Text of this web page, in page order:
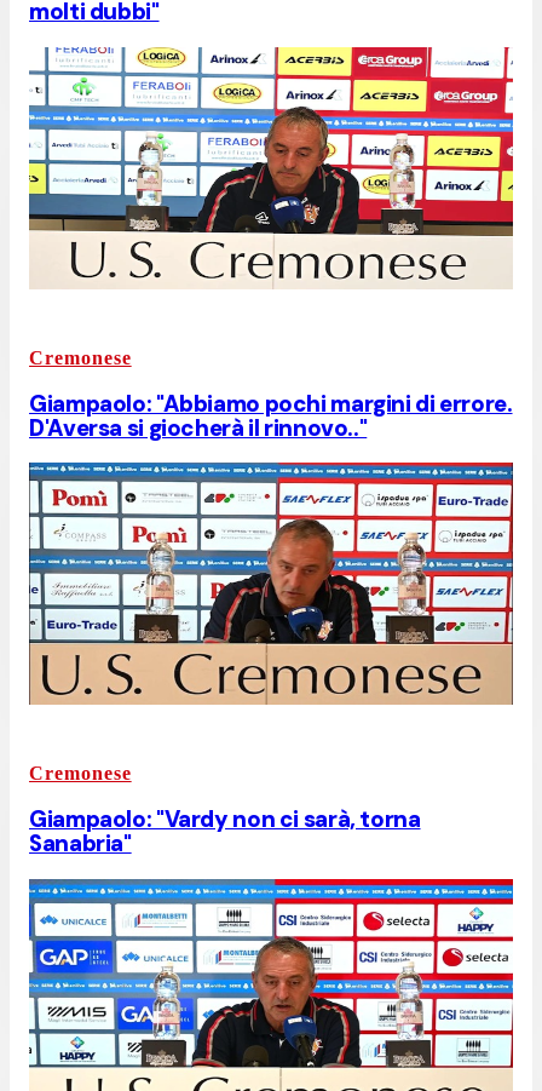
molti dubbi"
Cremonese
Giampaolo: "Abbiamo pochi margini di errore.
D'Aversa si giocherà il rinnovo.."
Cremonese
Giampaolo: "Vardy non ci sarà, torna
Sanabria"